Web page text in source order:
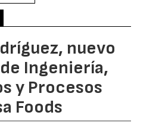
nuevo
Ingeniería,
y Procesos
Foods